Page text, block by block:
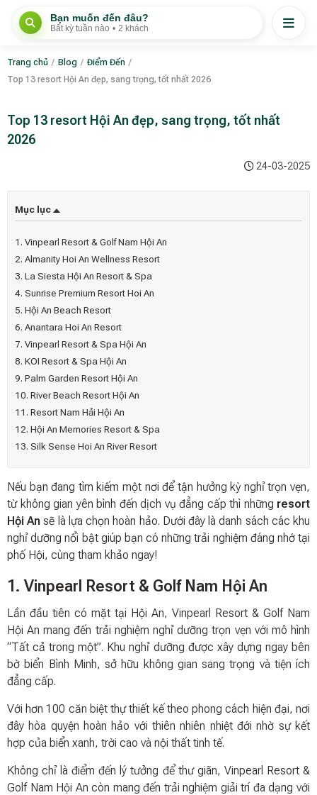
Bạn muốn đến đâu?
Bất kỳ tuần nào • 2 khách
Trang chủ / Blog / Điểm Đến /
Top 13 resort Hội An đẹp, sang trọng, tốt nhất 2026
Top 13 resort Hội An đẹp, sang trọng, tốt nhất
2026
24-03-2025
Mục lục
1. Vinpearl Resort & Golf Nam Hội An
2. Almanity Hoi An Wellness Resort
3. La Siesta Hội An Resort & Spa
4. Sunrise Premium Resort Hoi An
5. Hội An Beach Resort
6. Anantara Hoi An Resort
7. Vinpearl Resort & Spa Hội An
8. KOI Resort & Spa Hội An
9. Palm Garden Resort Hội An
10. River Beach Resort Hội An
11. Resort Nam Hải Hội An
12. Hội An Memories Resort & Spa
13. Silk Sense Hoi An River Resort
Nếu bạn đang tìm kiếm một nơi để tận hưởng kỳ nghỉ trọn vẹn,
từ không gian yên bình đến dịch vụ đẳng cấp thì những resort
Hội Ansẽ là lựa chọn hoàn hảo. Dưới đây là danh sách các khu
nghỉ dưỡng nổi bật giúp bạn có những trải nghiệm đáng nhớ tại
phố Hội, cùng tham khảo ngay!
1. Vinpearl Resort & Golf Nam Hội An
Lần đầu tiên có mặt tại Hội An, Vinpearl Resort & Golf Nam
Hội An mang đến trải nghiệm nghỉ dưỡng trọn vẹn với mô hình
“Tất cả trong một”. Khu nghỉ dưỡng được xây dựng ngay bên
bờ biển Bình Minh, sở hữu không gian sang trọng và tiện ích
đẳng cấp.
Với hơn 100 căn biệt thự thiết kế theo phong cách hiện đại, nơi
đây hòa quyện hoàn hảo với thiên nhiên nhiệt đới nhờ sự kết
hợp của biển xanh, trời cao và nội thất tinh tế.
Không chỉ là điểm đến lý tưởng để thư giãn, Vinpearl Resort &
Golf Nam Hội An còn mang đến trải nghiệm giải trí đa dạng với